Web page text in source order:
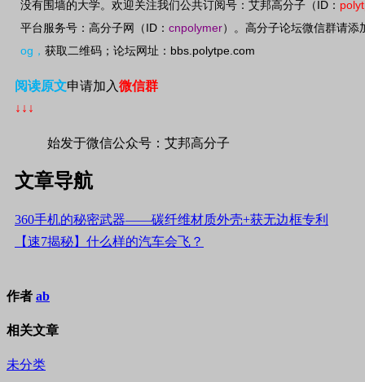
没有围墙的大学。欢迎关注我们公共订阅号：艾邦高分子（ ID ：
平台服务号：高分子网（ ID ： cnpolymer）。高分子论坛微信群请添
og ， 获取二维码；论坛网址： bbs.polytpe.com
阅读原文申请加入微信群
↓↓↓
始发于微信公众号：艾邦高分子
文章导航
360手机的秘密武器——碳纤维材质外壳+获无边框专利
【速7揭秘】什么样的汽车会飞？
作者 ab
相关文章
未分类